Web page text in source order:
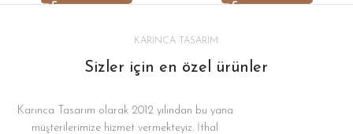
KARINCA TASARIM
Sizler için en özel ürünler
Karınca Tasarım olarak 2012 yılından bu yana
müşterilerimize hizmet vermekteyiz. İthal